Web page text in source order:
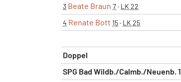
3 Beate Braun 7· LK 22
4 Renate Bott 15· LK 25
Doppel
SPG Bad Wildb./Calmb./Neuenb. 1